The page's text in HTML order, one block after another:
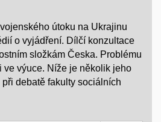
útoku na Ukrajinu
o vyjádření. Dílčí konzultace
složkám Česka. Problému
ve výuce. Níže je několik jeho
debatě fakulty sociálních